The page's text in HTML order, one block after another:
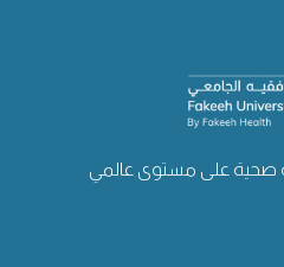
صحية على مستوى عالمي